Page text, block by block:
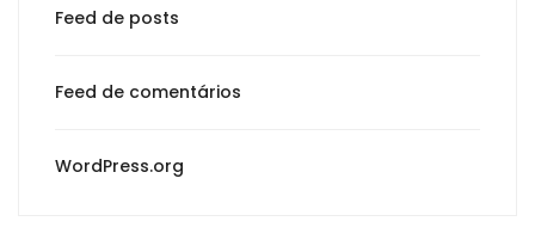
Feed de posts
Feed de comentários
WordPress.org